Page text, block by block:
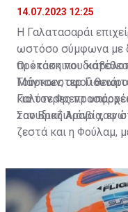
14.07.2023 12:25
Η Γαλατασαράι
ωστόσο σύμφωνα με
πρόταση που
Μάντσεστερ
Οι «κόκκινοι
Τούρκων, αφού
καλύτερες
τον Βραζιλιάνο χαφ
Για τον Φρεντ
Σαουδική Αραβία, ενώ
ζεστά και η Φούλαμ,